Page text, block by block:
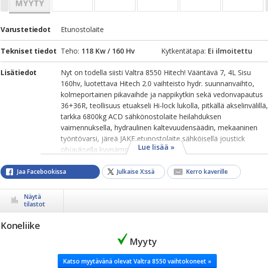
Varustetiedot Etunostolaite
Tekniset tiedot Teho: 118 Kw / 160 Hv Kytkentätapa: Ei ilmoitettu
Lisätiedot
Nyt on todella siisti Valtra 8550 Hitech! Vääntävä 7, 4L Sisu
160hv, luotettava Hitech 2.0 vaihteisto hydr. suunnanvaihto,
kolmeportainen pikavaihde ja nappikytkin sekä vedonvapautus
36+36R, teollisuus etuakseli Hi-lock lukolla, pitkällä akselinvälillä,
tarkka 6800kg ACD sähkönostolaite heilahduksen
vaimennuksella, hydraulinen kaltevuudensäädin, mekaaninen
työntövarsi, järeä JAKE etunostolaite sähköisellä joustick
ohjauksella kyynärnojasta, ...Lue lisää »
Jaa Facebookissa Julkaise X:ssä Kerro kaverille
Näytä
tilastot
Koneliike
Myyty
Katso myytävänä olevat Valtra 8550 vaihtokoneet »